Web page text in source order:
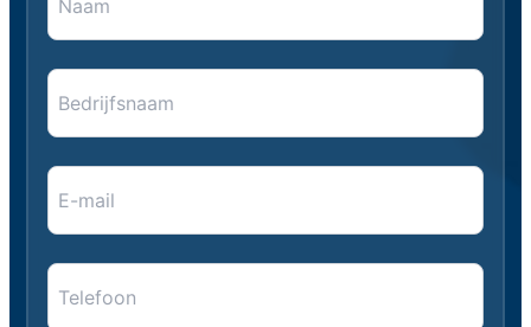
*
Bedrijfsnaam
E-
mail
**
Telefoon